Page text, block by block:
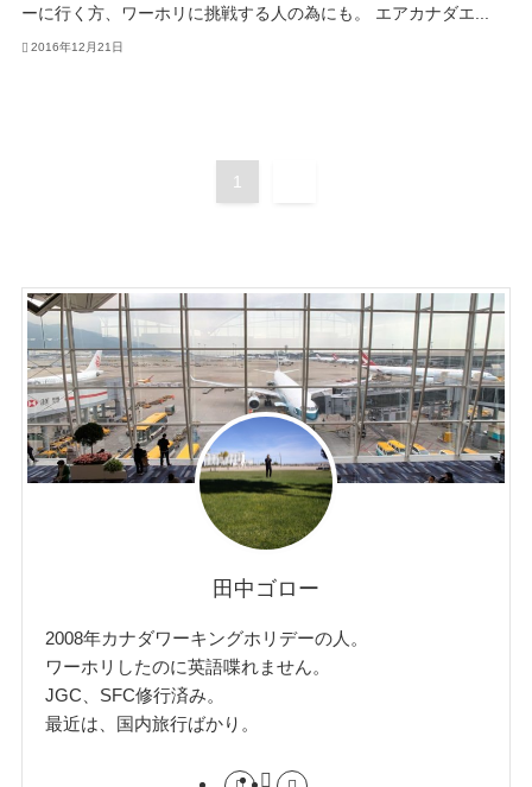
ーに行く方、ワーホリに挑戦する人の為にも。 エアカナダエ...
2016年12月21日
1
田中ゴロー
2008年カナダワーキングホリデーの人。
ワーホリしたのに英語喋れません。
JGC、SFC修行済み。
最近は、国内旅行ばかり。